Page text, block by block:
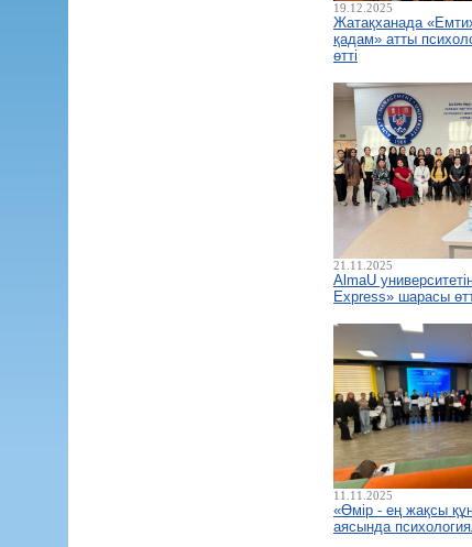
19.12.2025
Жатақханада
қадам» атты
өтті
21.11.2025
AlmaU
Express» шарасы
11.11.2025
«Өмір - ең жақсы
аясында